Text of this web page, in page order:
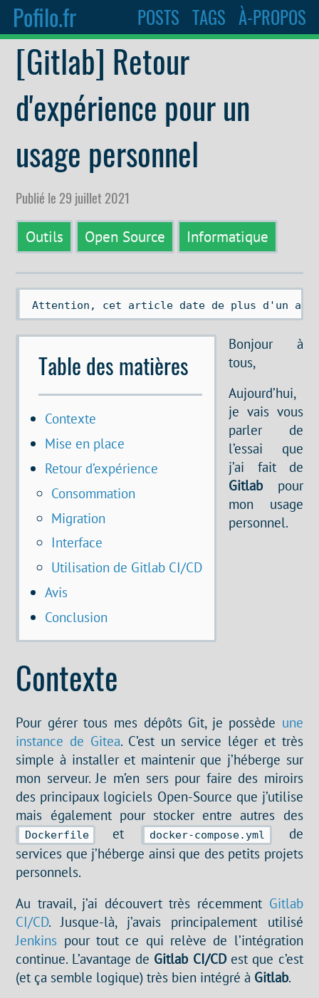
Pofilo.fr POSTS TAGS À-PROPOS
[Gitlab] Retour
d'expérience pour un
usage personnel
Publié le 29 juillet 2021
Outils Open Source Informatique
Attention, cet article date de plus d'un
Table des matières
Contexte
Mise en place
Retour d’expérience
Consommation
Migration
Interface
Utilisation de Gitlab CI/CD
Avis
Conclusion
Bonjour à
tous,
Aujourd’hui,
je vais vous
parler de
l’essai que
j’ai fait de
Gitlab pour
mon usage
personnel.
Contexte
Pour gérer tous mes dépôts Git, je possède une
instance de Gitea. C’est un service léger et très
simple à installer et maintenir que j’héberge sur
mon serveur. Je m’en sers pour faire des miroirs
des principaux logiciels Open-Source que j’utilise
mais également pour stocker entre autres des
Dockerfile et docker-compose.yml
de
services que j’héberge ainsi que des petits projets
personnels.
Au travail, j’ai découvert très récemment Gitlab
CI/CD. Jusque-là, j’avais principalement utilisé
Jenkins pour tout ce qui relève de l’intégration
continue. L’avantage de Gitlab CI/CDest que c’est
(et ça semble logique) très bien intégré à Gitlab.